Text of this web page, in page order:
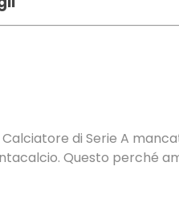
di Serie A
Questo perché